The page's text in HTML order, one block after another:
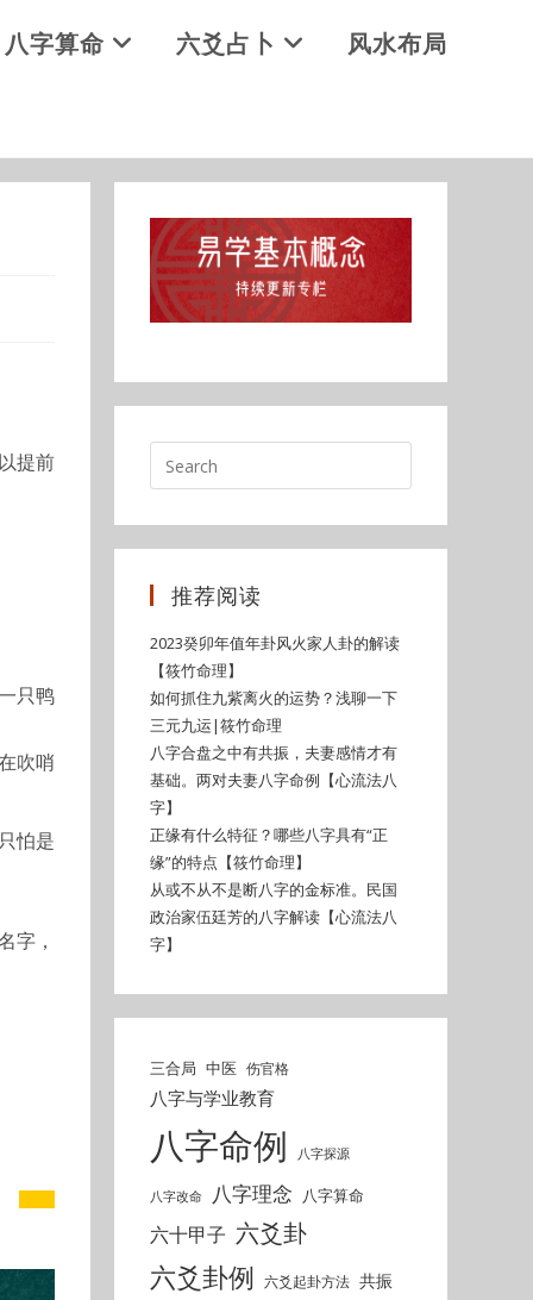
八字算命 六爻占卜 风水布局
提前
只鸭
吹哨
怕是
字，
推荐阅读
2023癸卯年值年卦风火家人卦的解读
【筱竹命理】
如何抓住九紫离火的运势？浅聊一下
三元九运|筱竹命理
八字合盘之中有共振，夫妻感情才有
基础。两对夫妻八字命例【心流法八
字】
正缘有什么特征？哪些八字具有“正
缘”的特点【筱竹命理】
从或不从不是断八字的金标准。民国
政治家伍廷芳的八字解读【心流法八
字】
三合局 中医 伤官格
八字与学业教育
八字命例 八字探源
八字改命 八字理念 八字算命
六十甲子 六爻卦
六爻卦例 六爻起卦方法 共振